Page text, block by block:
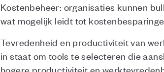
Kostenbeheer: organisaties kunnen
wat mogelijk leidt tot
Tevredenheid en productiviteit van
in staat om tools te selecteren die
hogere productiviteit en